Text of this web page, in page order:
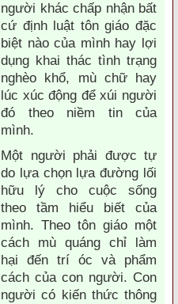
người khác chấp nhận bất
cứ định luật tôn giáo đặc
biệt nào của mình hay lợi
dụng khai thác tình trạng
nghèo khổ, mù chữ hay
lúc xúc động để xúi người
đó theo niềm tin của
mình.
Một người phải được tự
do lựa chọn lựa đường lối
hữu lý cho cuộc sống
theo tầm hiểu biết của
mình. Theo tôn giáo một
cách mù quáng chỉ làm
hại đến trí óc và phẩm
cách của con người. Con
người có kiến thức thông